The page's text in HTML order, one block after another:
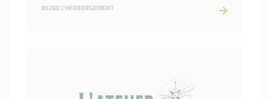
85260 L'HERBERGEMENT